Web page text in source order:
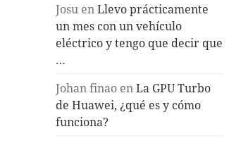
Josu enLlevo prácticamente
un mes con un vehículo
eléctrico y tengo que decir que
…
Johan finao enLa GPU Turbo
de Huawei, ¿qué es y cómo
funciona?